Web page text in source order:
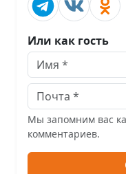
Или как гость
Мы запомним вас
комментариев.